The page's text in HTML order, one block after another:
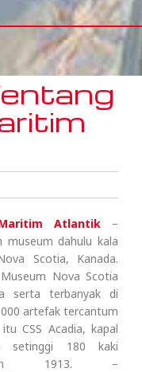
Atlantik–
museum dahulu kala
Scotia, Kanada.
Nova Scotia
serta terbanyak di
artefak tercantum
CSS Acadia, kapal
setinggi 180 kaki
1913. –